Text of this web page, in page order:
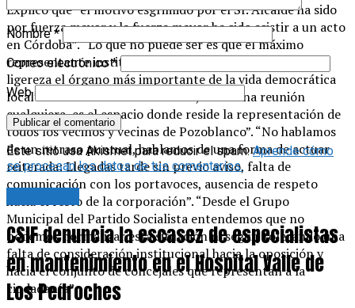
Explicó que “el motivo esgrimido por el Sr. Alcalde ha sido
por fuerza mayor y la fuerza mayor ha sido asistir a un acto
en Córdoba”. “Lo que no puede ser es que el máximo
representante institucional del municipio trate con esta
ligereza el órgano más importante de la vida democrática
local”. “El Pleno no es un trámite, no es una reunión
cualquiera, es el espacio donde reside la representación de
todos los vecinos y vecinas de Pozoblanco”. “No hablamos
de un retraso puntual, hablamos de una forma de actuar
reiterada: Llegadas tarde sin previo aviso, falta de
comunicación con los portavoces, ausencia de respeto
hacia el resto de la corporación”. “Desde el Grupo
Municipal del Partido Socialista entendemos que no
podemos normalizar esta situación ni seguir tolerando una
falta de consideración institucional hacia la oposición y
hacia el conjunto de concejales que representan a la
ciudadanía”.
Nombre*
Correo electrónico*
Web
Este sitio usa Akismet para reducir el spam.Aprende cómo
se procesan los datos de tus comentarios.
CSIF denuncia la escasez de especialistas
en mantenimiento en el Hospital Valle de
Los Pedroches